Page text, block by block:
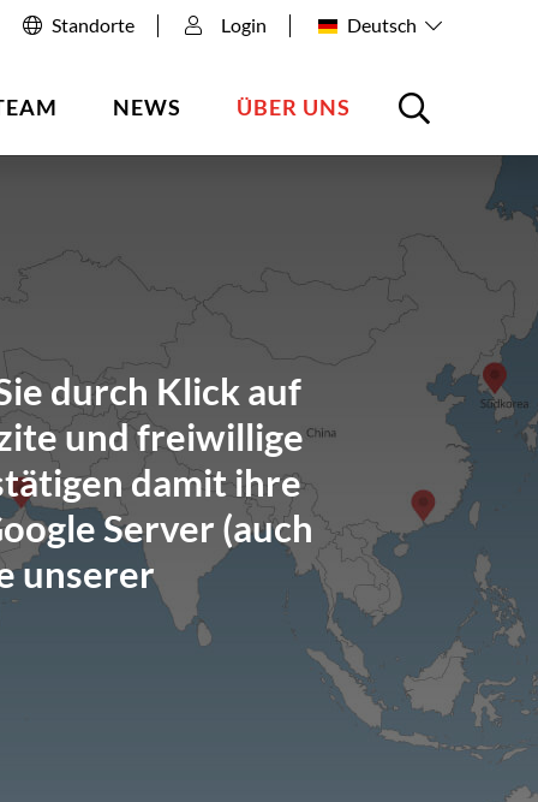
Standorte Login Deutsch
NEWS ÜBER UNS
durch Klick auf
und freiwillige
damit ihre
Server (auch
unserer